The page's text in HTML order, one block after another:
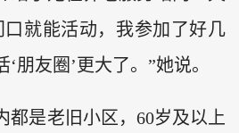
口就能活动，我参加了好几
朋友圈’更大了。”她说。
都是老旧小区，60岁及以上